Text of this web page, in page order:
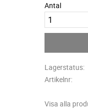
Antal
Lagerstatus
Artikelnr
Visa alla